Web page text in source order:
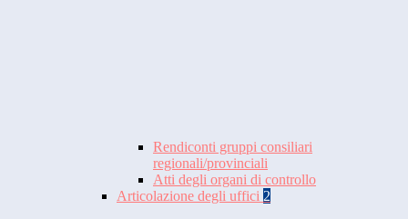
Rendiconti gruppi consiliari
regionali/provinciali
Atti degli organi di controllo
Articolazione degli uffici 2